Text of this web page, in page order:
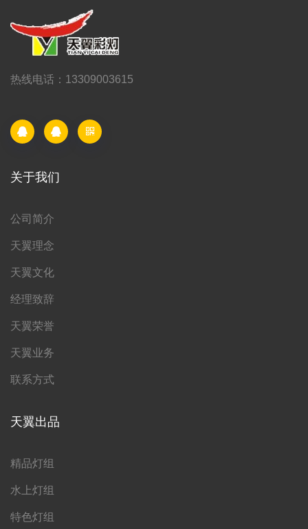
热线电话：13309003615
关于我们
公司简介
天翼理念
天翼文化
经理致辞
天翼荣誉
天翼业务
联系方式
天翼出品
精品灯组
水上灯组
特色灯组